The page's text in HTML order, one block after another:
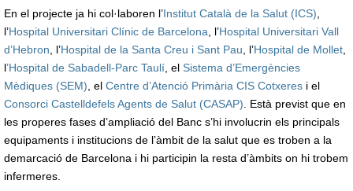
En el projecte ja hi col·laboren l’Institut Català de la Salut (ICS),
l’Hospital Universitari Clínic de Barcelona, l’Hospital Universitari Vall
d’Hebron, l’Hospital de la Santa Creu i Sant Pau, l’Hospital de Mollet,
l’Hospital de Sabadell-Parc Taulí, el Sistema d’Emergències
Mèdiques (SEM), el Centre d’Atenció Primària CIS Cotxeres i el
Consorci Castelldefels Agents de Salut (CASAP). Està previst que en
les properes fases d’ampliació del Banc s’hi involucrin els principals
equipaments i institucions de l’àmbit de la salut que es troben a la
demarcació de Barcelona i hi participin la resta d’àmbits on hi trobem
infermeres.